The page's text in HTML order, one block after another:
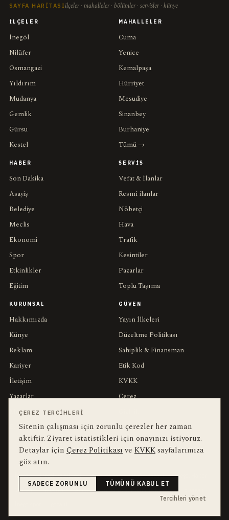
SAYFA HARITASI ilçeler · mahalleler · bölümler · servisler · künye
İLÇELER
İnegöl
Nilüfer
Osmangazi
Yıldırım
Mudanya
Gemlik
Gürsu
Kestel
MAHALLELER
Cuma
Yenice
Kemalpaşa
Hürriyet
Mesudiye
Sinanbey
Burhaniye
Tümü →
HABER
Son Dakika
Asayiş
Belediye
Meclis
Ekonomi
Spor
Etkinlikler
Eğitim
SERVIS
Vefat & İlanlar
Resmî ilanlar
Nöbetçi
Hava
Trafik
Kesintiler
Pazarlar
Toplu Taşıma
KURUMSAL
Hakkımızda
Künye
Reklam
Kariyer
İletişim
Yazarlar
Muhabirler
Editörler
GÜVEN
Yayın İlkeleri
Düzeltme Politikası
Sahiplik & Finansman
Etik Kod
KVKK
Çerez
Kullanım Şartları
YEREL ARANANLAR
İnegöl inegol-belediyesi alper-taban trafik-kazasi
İnegöl Haber
Güncel
Haberler Bursa bursa-buyuksehir-belediyesi
ÇEREZ TERCIHLERI
Sitenin çalışması için zorunlu çerezler her zaman
aktiftir. Ziyaret istatistikleri için onayınızı istiyoruz.
Detaylar için Çerez Politikasıve KVKKsayfalarımıza
göz atın.
SADECE ZORUNLU
TÜMÜNÜ KABUL ET
Tercihleri yönet